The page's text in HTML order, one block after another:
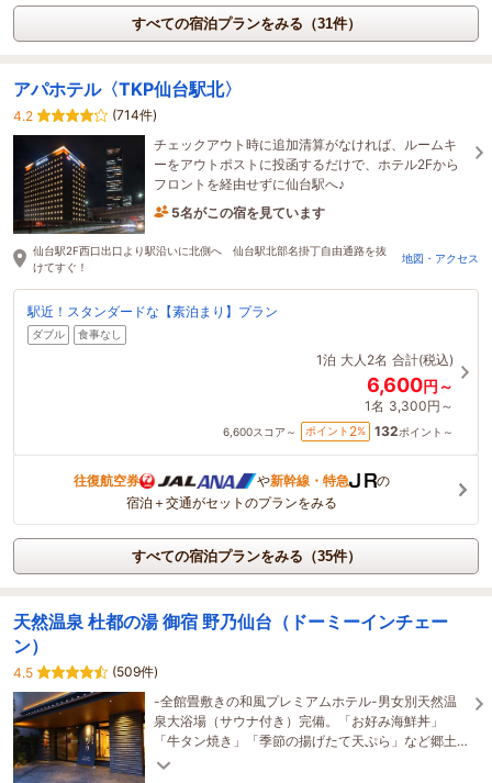
すべての宿泊プランをみる（31件）
アパホテル〈TKP仙台駅北〉
4.2
(714件)
チェックアウト時に追加清算がなければ、ルームキ
ーをアウトポストに投函するだけで、ホテル2Fから
フロントを経由せずに仙台駅へ♪
5名がこの宿を見ています
仙台駅2F西口出口より駅沿いに北側へ 仙台駅北部名掛丁自由通路を抜
けてすぐ！
地図・アクセス
駅近！スタンダードな【素泊まり】プラン
ダブル 食事なし
1泊 大人2名 合計(税込)
6,600円～
1名 3,300円～
6,600スコア～ ポイント 2% 132ポイント～
往復航空券 や新幹線・特急
の
宿泊＋交通がセットのプランをみる
すべての宿泊プランをみる（35件）
天然温泉 杜都の湯 御宿 野乃仙台（ドーミーインチェー
ン）
4.5
(509件)
-全館畳敷きの和風プレミアムホテル-男女別天然温
泉大浴場（サウナ付き）完備。「お好み海鮮丼」
「牛タン焼き」「季節の揚げたて天ぷら」など郷土
料理を取り入れた朝食バイキングが自慢です♪